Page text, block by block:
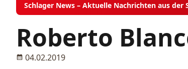
Schlager News – Aktuelle Nachrichten aus der
Roberto
04.02.2019